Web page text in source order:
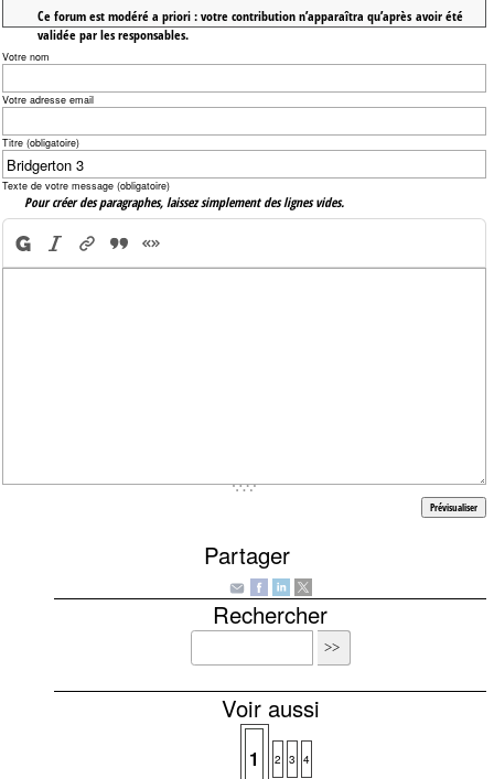
Ce forum est modéré a priori : votre contribution n’apparaîtra qu’après avoir été
validée par les responsables.
Votre nom
Votre adresse email
Titre (obligatoire)
Texte de votre message (obligatoire)
Pour créer des paragraphes, laissez simplement des lignes vides.
Partager
Rechercher
Voir aussi
1 2 3 4